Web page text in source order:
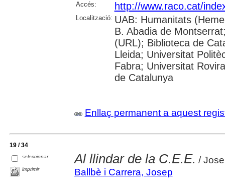
Accés: http://www.raco.cat/
Localització: UAB: Humanitats
B. Abadia de
(URL); Biblioteca de
Lleida; Universitat
Fabra; Universitat
de Catalunya
Enllaç permanent a aquest
19 / 34
seleccionar
imprimir
Al llindar de la C.E.E. /
Ballbè i Carrera, Josep